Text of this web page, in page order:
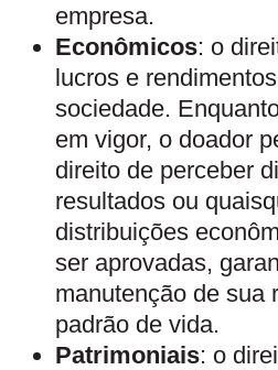
empresa.
Econômicos: o
lucros e
sociedade.
em vigor, o doador
direito de perceber
resultados ou
distribuições
ser aprovadas,
manutenção de sua
padrão de vida.
Patrimoniais: o